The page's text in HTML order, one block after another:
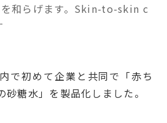
を和らげます。Skin-to-skin c
で初めて企業と共同で「赤ち
糖水」を製品化しました。